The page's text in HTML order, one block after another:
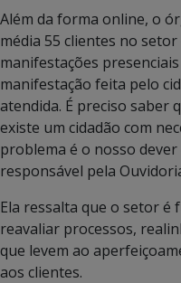
Além da forma online, o
média 55 clientes no
manifestações
manifestação feita pelo
atendida. É preciso saber
existe um cidadão com
problema é o nosso
responsável pela
Ela ressalta que o setor é
reavaliar processos,
que levem ao
aos clientes.